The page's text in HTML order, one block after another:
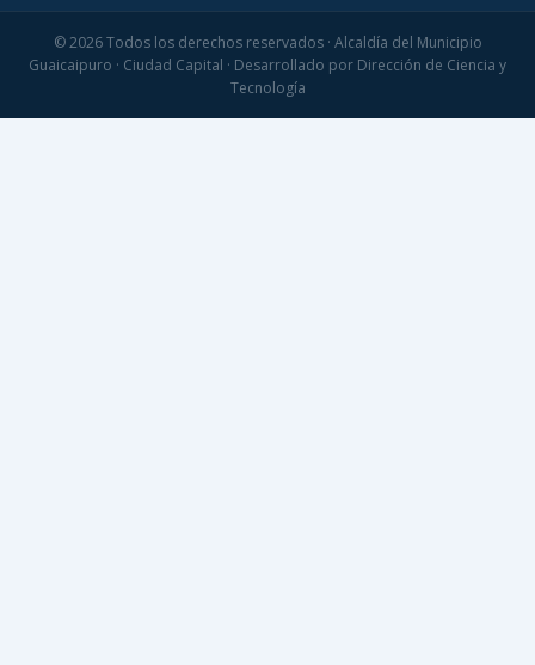
© 2026 Todos los derechos reservados · Alcaldía del Municipio
Guaicaipuro · Ciudad Capital · Desarrollado por Dirección de Ciencia y
Tecnología